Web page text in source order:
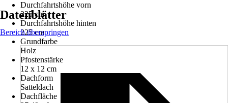
Durchfahrtshöhe vorn
225 cm
Durchfahrtshöhe hinten
225 cm
Grundfarbe
Holz
Pfostenstärke
12 x 12 cm
Dachform
Satteldach
Dachfläche
Datenblätter
Bereich überspringen